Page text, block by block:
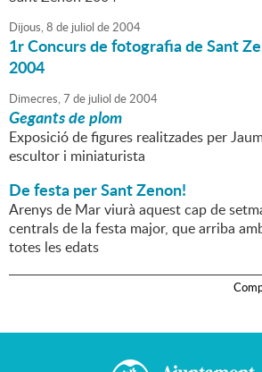
Dijous,8 de juliol de2004
1r Concurs de fotografia de Sant
2004
Dimecres,7 de juliol de2004
Gegants de plom
Exposició de figures realitzades per
escultor i miniaturista
De festa per Sant Zenon!
Arenys de Mar viurà aquest cap de
centrals de la festa major, que arriba
totes les edats